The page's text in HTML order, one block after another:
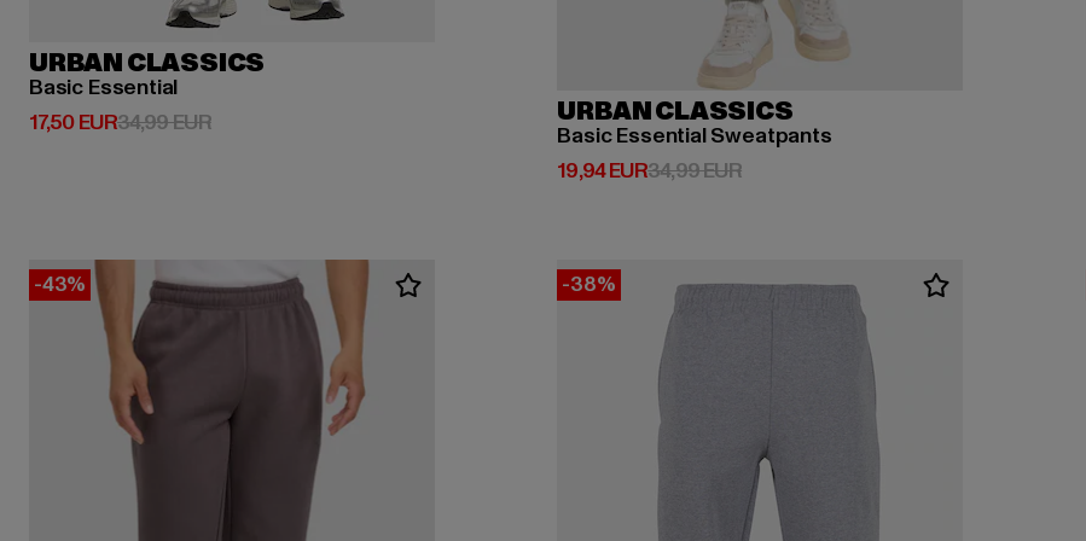
URBAN CLASSICS
Basic Essential
17,50 EUR
Derzeitiger Preis: 17,50 EUR
34,99 EURAktionspreis: 34,99 EUR URBAN CLASSICS
Basic Essential Sweatpants
19,94 EUR
Derzeitiger Preis: 19,94 EUR
34,99 EURAktionspreis: 34,99 EUR
-43% -38%